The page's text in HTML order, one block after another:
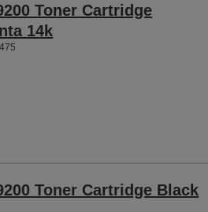
Toner Cartridge
14k
Toner Cartridge Black